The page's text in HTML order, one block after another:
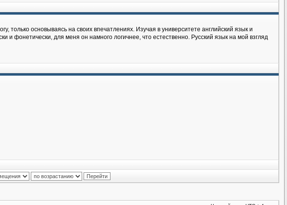
только основываясь на своих впечатлениях. Изучая в университете английский язык и
и фонетически, для меня он намного логичнее, что естественно. Русский язык на мой взгляд